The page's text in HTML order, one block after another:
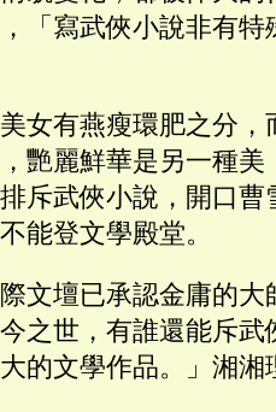
「寫武俠小說非有特
女有燕瘦環肥之分，
艷麗鮮華是另一種美
斥武俠小說，開口曹
能登文學殿堂。
文壇已承認金庸的大
之世，有誰還能斥武
的文學作品。」湘湘